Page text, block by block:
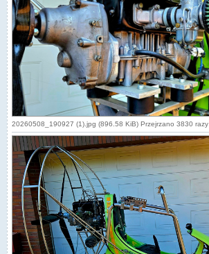
20260508_190927 (1).jpg (896.58 KiB) Przejrzano 3830 razy